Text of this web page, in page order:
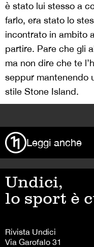
è stato lui stesso a
farlo, era stato lo
incontrato in ambito
partire. Pare che gli
ma non dire che te
seppur mantenendo
stile Stone Island.
Leggi anche
Undici,
lo sport è
Rivista Undici
Via Garofalo 31